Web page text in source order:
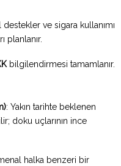
ve sigara kullanımı
planlanır.
bilgilendirmesi tamamlanır.
: Yakın tarihte beklenen
doku uçlarının ince
halka benzeri bir